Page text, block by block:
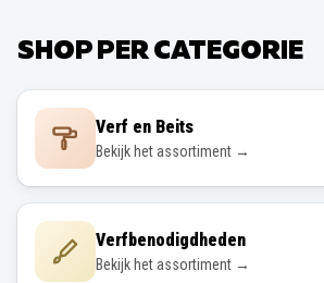
SHOP PER CATEGORIE
Verf en Beits
Bekijk het assortiment →
Verfbenodigdheden
Bekijk het assortiment →